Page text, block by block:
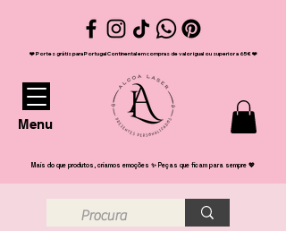
❤️ Portes grátis para Portugal Continental em compras de valor igual ou superior a 65€ ❤️
Menu
Mais do que produtos, criamos emoções ✨ Peças que ficam para sempre 💖